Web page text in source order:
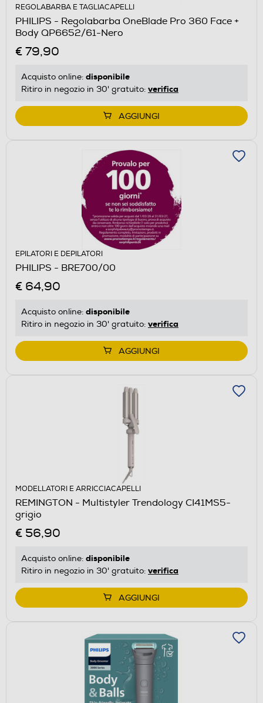
REGOLABARBA E TAGLIACAPELLI
PHILIPS - Regolabarba OneBlade Pro 360 Face +
Body QP6652/61-Nero
€ 79,90
Acquisto online: disponibile
Ritiro in negozio in 30' gratuito: verifica
AGGIUNGI
EPILATORI E DEPILATORI
PHILIPS - BRE700/00
€ 64,90
Acquisto online: disponibile
Ritiro in negozio in 30' gratuito: verifica
AGGIUNGI
MODELLATORI E ARRICCIACAPELLI
REMINGTON - Multistyler Trendology CI41MS5-
grigio
€ 56,90
Acquisto online: disponibile
Ritiro in negozio in 30' gratuito: verifica
AGGIUNGI